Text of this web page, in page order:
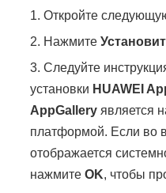
1. Откройте
2. Нажмите
3. Следуйте
установки HUAWEI
AppGallery является
платформой. Если во
отображается
нажмитеOK, чтобы